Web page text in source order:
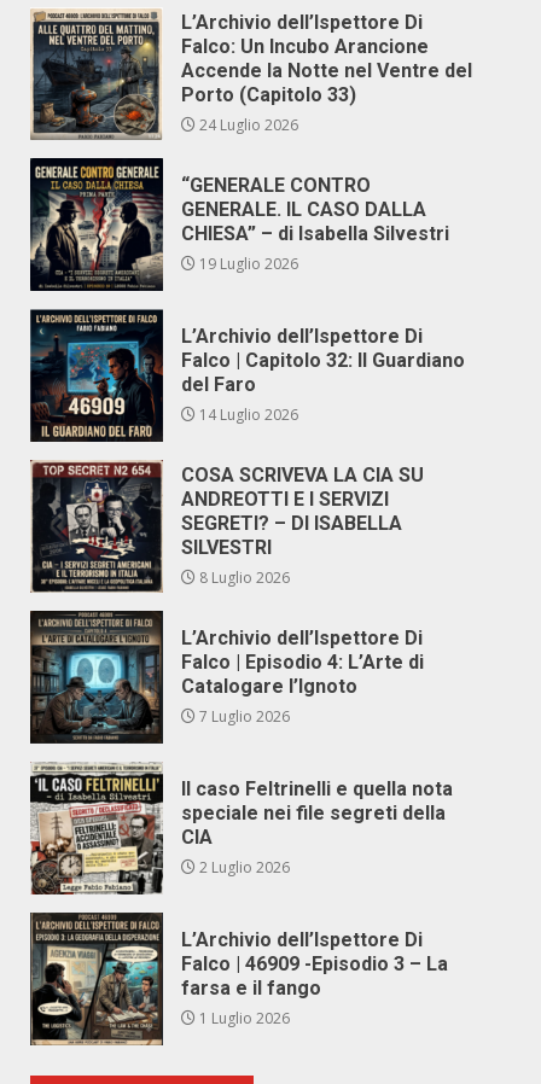
L’Archivio dell’Ispettore Di
Falco: Un Incubo Arancione
Accende la Notte nel Ventre del
Porto (Capitolo 33)
24 Luglio 2026
“GENERALE CONTRO
GENERALE. IL CASO DALLA
CHIESA” – di Isabella Silvestri
19 Luglio 2026
L’Archivio dell’Ispettore Di
Falco | Capitolo 32: Il Guardiano
del Faro
14 Luglio 2026
COSA SCRIVEVA LA CIA SU
ANDREOTTI E I SERVIZI
SEGRETI? – DI ISABELLA
SILVESTRI
8 Luglio 2026
L’Archivio dell’Ispettore Di
Falco | Episodio 4: L’Arte di
Catalogare l’Ignoto
7 Luglio 2026
Il caso Feltrinelli e quella nota
speciale nei file segreti della
CIA
2 Luglio 2026
L’Archivio dell’Ispettore Di
Falco | 46909 -Episodio 3 – La
farsa e il fango
1 Luglio 2026